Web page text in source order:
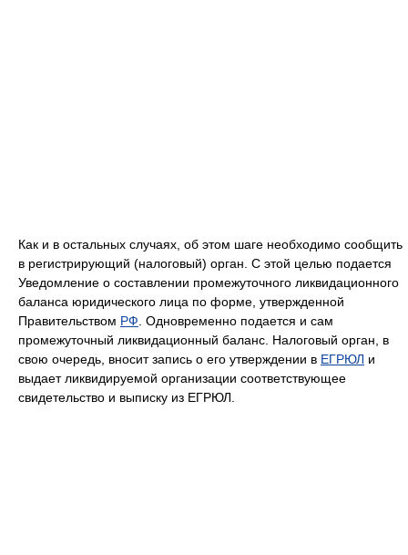
Как и в остальных случаях, об этом шаге необходимо сообщить
в регистрирующий (налоговый) орган. С этой целью подается
Уведомление о составлении промежуточного ликвидационного
баланса юридического лица по форме, утвержденной
Правительством РФ. Одновременно подается и сам
промежуточный ликвидационный баланс. Налоговый орган, в
свою очередь, вносит запись о его утверждении в ЕГРЮЛ и
выдает ликвидируемой организации соответствующее
свидетельство и выписку из ЕГРЮЛ.